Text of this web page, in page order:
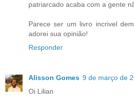
patriarcado acaba com a gente
Parece ser um livro incrivel
adorei sua opinião!
Responder
Alisson Gomes 9 de março de
Oi Lilian